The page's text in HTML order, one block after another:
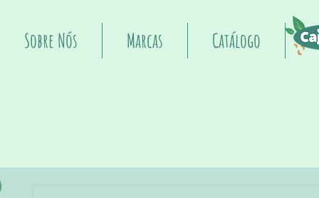
Sobre Nós Marcas Catálogo